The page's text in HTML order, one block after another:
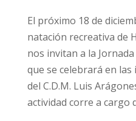
El próximo 18 de
natación recreativa de
nos invitan a la
que se celebrará en
del C.D.M. Luis
actividad corre a cargo